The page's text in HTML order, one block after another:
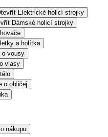
Elektrické holicí strojky
Dámské holicí strojky
a holítka
o vousy
vlasy
o obličej
nákupu